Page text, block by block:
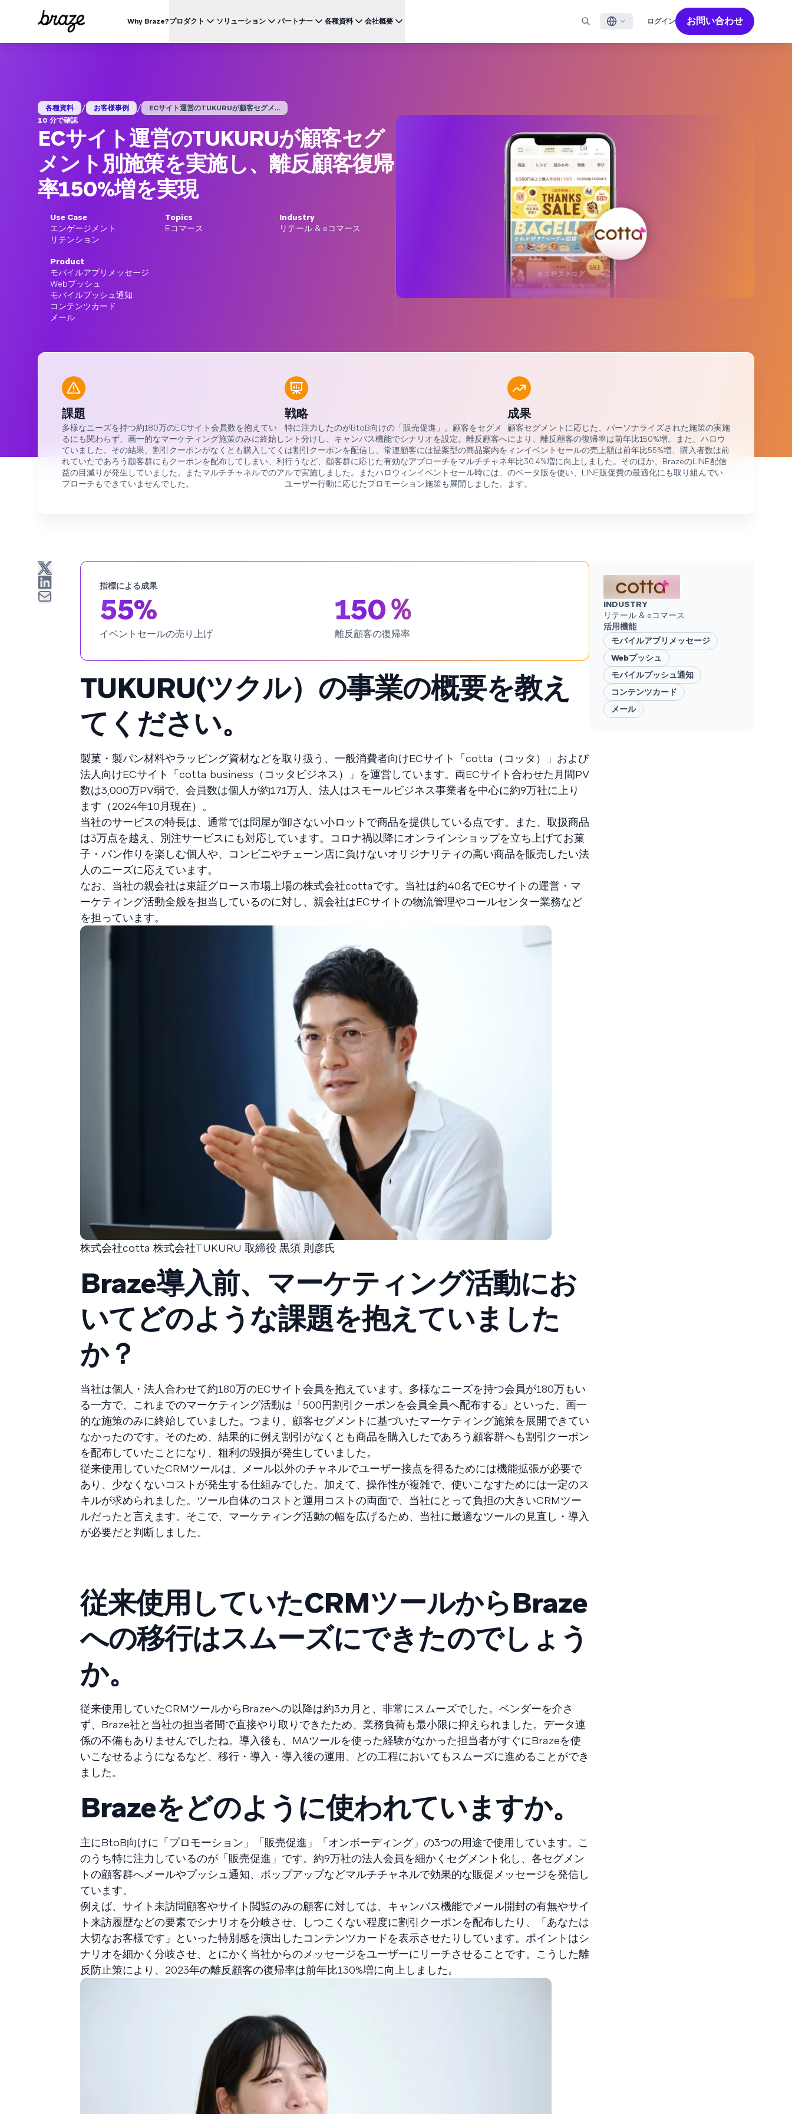
Why Braze?プロダクト
詳細はこちら
価格
BrazeAl™ UPDATES
AIによる自動化、学習、パーソナライズ
Braze データプラットフォーム
データを収集、統合、有効化
クロスチャネル
マルチステップのクロスチャネル体験を創出
BrazeAI™ Agents NEW
常時稼働のAIエージェントで、よりスマートなエ
ンゲージメントを拡大
レポート＆分析
LINE
その他のチャネル
Brazeのしくみ
Brzeの統合されたテクノロジースタック
をご覧ください
ソリューション
外食 & ファーストフード
デリバリー & クイックコマース
旅行 & ホスピタリティ
メディア & エンターテイメント
金融サービス
生産性の向上
顧客獲得の向上
解約防止
エンゲージメント向上
2026年 グローバルカスタマーエンゲージメント
レビュー日本語版
今年で6回目となるカスタマーエンゲージメント
レビュー（CER）では、2,200名以上のマーケテ
ィング責任者を対象に調査を実施し、750以上の
ブランドに及ぶ60億件以上のデータポイントを
分析しました
パートナー 各種資料
ブログ
動画
ウェビナー ＆ イベント
ユーザーガイド
会社概要
い。
プレスリリース/メディア掲載
Brazeの最新情報をご覧ください。
リーガル（英語）
当社の規約、ポリシー、コンプライアンスなどに関する情
報をご覧ください。
한국어
Português BR
Español
ログイン お問い合わせ
各種資料 / お客様事例 /
ECサイト運営のTUKURUが顧客セグメ...
10 分で確認
ECサイト運営のTUKURUが顧客セグ
メント別施策を実施し、離反顧客復帰
率150%増を実現
Use Case
エンゲージメント
リテンション
Topics
Eコマース
Industry
リテール & eコマース
Product
モバイルアプリメッセージ
Webプッシュ
モバイルプッシュ通知
コンテンツカード
メール
課題
多様なニーズを持つ約180万のECサイト会員数を抱えてい
るにも関わらず、画一的なマーケティング施策のみに終始し
ていました。その結果、割引クーポンがなくとも購入してく
れていたであろう顧客群にもクーポンを配布してしまい、利
益の目減りが発生していました。またマルチチャネルでのア
プローチもできていませんでした。
戦略
特に注力したのがBtoB向けの「販売促進」。顧客をセグメ
ント分けし、キャンバス機能でシナリオを設定。離反顧客へ
は割引クーポンを配信し、常連顧客には提案型の商品案内を
行うなど、顧客群に応じた有効なアプローチをマルチチャネ
ルで実施しました。またハロウィンイベントセール時には、
ユーザー行動に応じたプロモーション施策も展開しました。
成果
顧客セグメントに応じた、パーソナライズされた施策の実施
により、離反顧客の復帰率は前年比150%増。また、ハロウ
ィンイベントセールの売上額は前年比55%増、購入者数は前
年比30.4%増に向上しました。そのほか、BrazeのLINE配信
のベータ版を使い、LINE販促費の最適化にも取り組んでい
ます。
指標による成果
55%
イベントセールの売り上げ
150％
離反顧客の復帰率
TUKURU(ツクル）の事業の概要を教え
てください。
製菓・製パン材料やラッピング資材などを取り扱う、一般消費者向けECサイト「cotta（コッタ）」および
法人向けECサイト「cotta business（コッタビジネス）」を運営しています。両ECサイト合わせた月間PV
数は3,000万PV弱で、会員数は個人が約171万人、法人はスモールビジネス事業者を中心に約9万社に上り
ます（2024年10月現在）。
当社のサービスの特長は、通常では問屋が卸さない小ロットで商品を提供している点です。また、取扱商品
は3万点を越え、別注サービスにも対応しています。コロナ禍以降にオンラインショップを立ち上げてお菓
子・パン作りを楽しむ個人や、コンビニやチェーン店に負けないオリジナリティの高い商品を販売したい法
人のニーズに応えています。
なお、当社の親会社は東証グロース市場上場の株式会社cottaです。当社は約40名でECサイトの運営・マ
ーケティング活動全般を担当しているのに対し、親会社はECサイトの物流管理やコールセンター業務など
を担っています。
株式会社cotta 株式会社TUKURU 取締役 黒須 則彦氏
Braze導入前、マーケティング活動にお
いてどのような課題を抱えていました
か？
当社は個人・法人合わせて約180万のECサイト会員を抱えています。多様なニーズを持つ会員が180万もい
る一方で、これまでのマーケティング活動は「500円割引クーポンを会員全員へ配布する」といった、画一
的な施策のみに終始していました。つまり、顧客セグメントに基づいたマーケティング施策を展開できてい
なかったのです。そのため、結果的に例え割引がなくとも商品を購入したであろう顧客群へも割引クーポン
を配布していたことになり、粗利の毀損が発生していました。
従来使用していたCRMツールは、メール以外のチャネルでユーザー接点を得るためには機能拡張が必要で
あり、少なくないコストが発生する仕組みでした。加えて、操作性が複雑で、使いこなすためには一定のス
キルが求められました。ツール自体のコストと運用コストの両面で、当社にとって負担の大きいCRMツー
ルだったと言えます。そこで、マーケティング活動の幅を広げるため、当社に最適なツールの見直し・導入
が必要だと判断しました。
従来使用していたCRMツールからBraze
への移行はスムーズにできたのでしょう
か。
従来使用していたCRMツールからBrazeへの以降は約3カ月と、非常にスムーズでした。ベンダーを介さ
ず、Braze社と当社の担当者間で直接やり取りできたため、業務負荷も最小限に抑えられました。データ連
係の不備もありませんでしたね。導入後も、MAツールを使った経験がなかった担当者がすぐにBrazeを使
いこなせるようになるなど、移行・導入・導入後の運用、どの工程においてもスムーズに進めることができ
ました。
Brazeをどのように使われていますか。
主にBtoB向けに「プロモーション」「販売促進」「オンボーディング」の3つの用途で使用しています。こ
のうち特に注力しているのが「販売促進」です。約9万社の法人会員を細かくセグメント化し、各セグメン
トの顧客群へメールやプッシュ通知、ポップアップなどマルチチャネルで効果的な販促メッセージを発信し
ています。
例えば、サイト未訪問顧客やサイト閲覧のみの顧客に対しては、キャンバス機能でメール開封の有無やサイ
ト来訪履歴などの要素でシナリオを分岐させ、しつこくない程度に割引クーポンを配布したり、「あなたは
大切なお客様です」といった特別感を演出したコンテンツカードを表示させたりしています。ポイントはシ
ナリオを細かく分岐させ、とにかく当社からのメッセージをユーザーにリーチさせることです。こうした離
反防止策により、2023年の離反顧客の復帰率は前年比130%増に向上しました。
INDUSTRY
リテール & eコマース
活用機能
モバイルアプリメッセージ
Webプッシュ
モバイルプッシュ通知
コンテンツカード
メール